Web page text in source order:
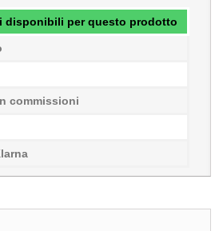
disponibili per questo prodotto
commissioni